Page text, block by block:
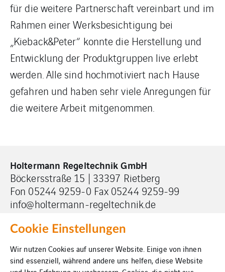
für die weitere Partnerschaft vereinbart und im
Rahmen einer Werksbesichtigung bei
„Kieback&Peter“ konnte die Herstellung und
Entwicklung der Produktgruppen live erlebt
werden. Alle sind hochmotiviert nach Hause
gefahren und haben sehr viele Anregungen für
die weitere Arbeit mitgenommen.
Holtermann Regeltechnik GmbH
Böckersstraße 15 | 33397 Rietberg
Fon 05244 9259-0 Fax 05244 9259-99
info@holtermann-regeltechnik.de
Cookie Einstellungen
Wir nutzen Cookies auf unserer Website. Einige von ihnen
sind essenziell, während andere uns helfen, diese Website